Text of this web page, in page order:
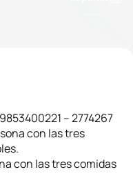
– 2774267
con las tres
con las tres comidas